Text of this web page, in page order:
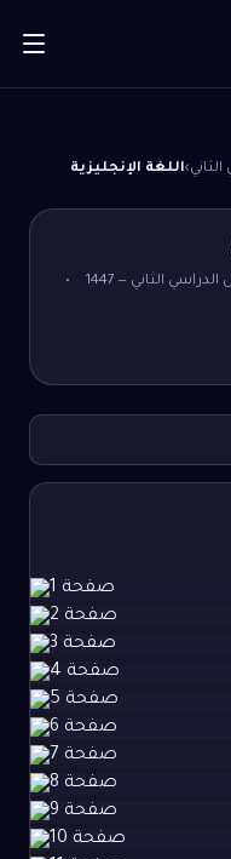
›اللغة الإنجليزية
الدراسي الثاني — 1447
•